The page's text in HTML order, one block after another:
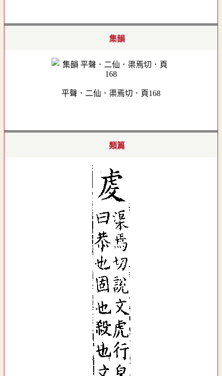
集韻
平聲．二仙．渠焉切．頁168
類篇